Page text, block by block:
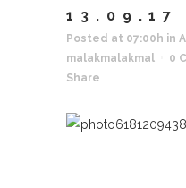
13.09.17
Posted at 07:00h in
malakmalakmal
0
Share